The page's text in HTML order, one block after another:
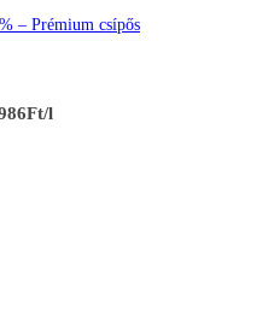
– Prémium csípős
l